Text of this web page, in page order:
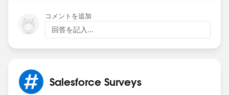
コメントを追加
回答を記入...
Salesforce Surveys